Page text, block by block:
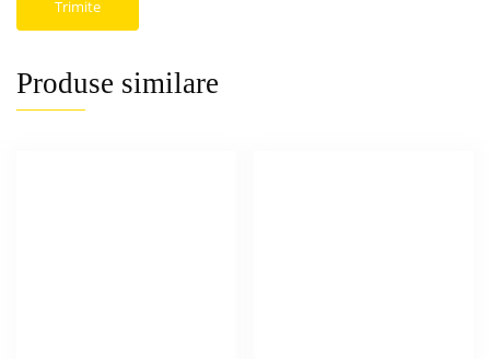
Produse similare